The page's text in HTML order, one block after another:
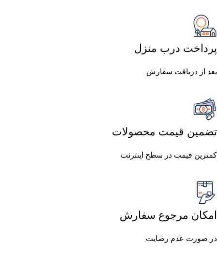
پرداخت درب منزل
بعد از دریافت سفارش
تضمین قیمت محصولات
کمترین قیمت در سطح اینترنت
امکان مرجوع سفارش
در صورت عدم رضایت